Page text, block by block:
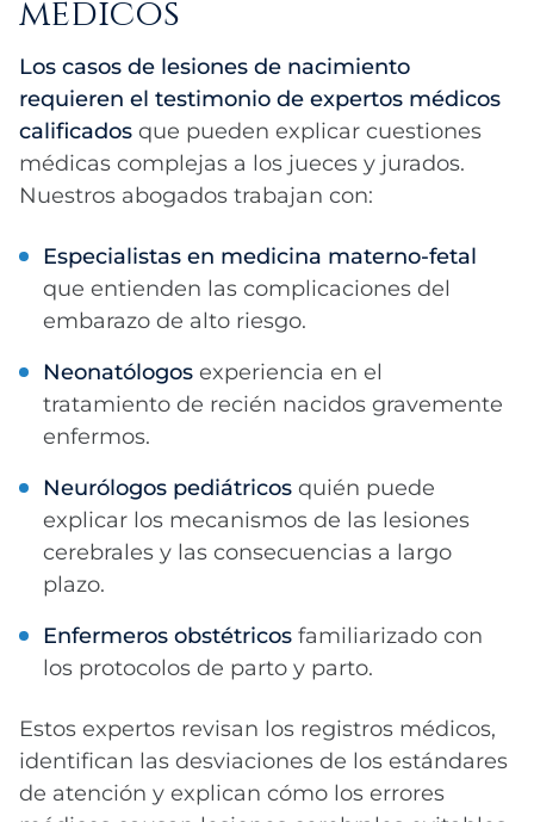
médicos
Los casos de lesiones de nacimiento
requieren el testimonio de expertos médicos
calificados que pueden explicar cuestiones
médicas complejas a los jueces y jurados.
Nuestros abogados trabajan con:
Especialistas en medicina materno-fetal
que entienden las complicaciones del
embarazo de alto riesgo.
Neonatólogos experiencia en el
tratamiento de recién nacidos gravemente
enfermos.
Neurólogos pediátricos quién puede
explicar los mecanismos de las lesiones
cerebrales y las consecuencias a largo
plazo.
Enfermeros obstétricos familiarizado con
los protocolos de parto y parto.
Estos expertos revisan los registros médicos,
identifican las desviaciones de los estándares
de atención y explican cómo los errores